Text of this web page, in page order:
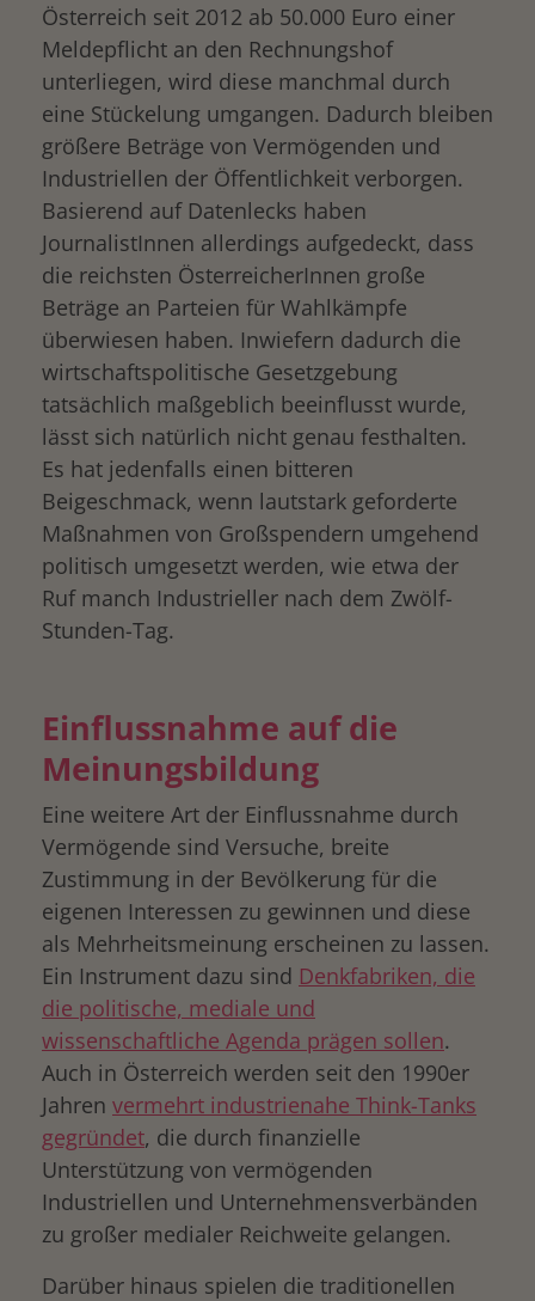
Österreich seit 2012 ab 50.000 Euro einer
Meldepflicht an den Rechnungshof
unterliegen, wird diese manchmal durch
eine Stückelung umgangen. Dadurch bleiben
größere Beträge von Vermögenden und
Industriellen der Öffentlichkeit verborgen.
Basierend auf Datenlecks haben
JournalistInnen allerdings aufgedeckt, dass
die reichsten ÖsterreicherInnen große
Beträge an Parteien für Wahlkämpfe
überwiesen haben. Inwiefern dadurch die
wirtschaftspolitische Gesetzgebung
tatsächlich maßgeblich beeinflusst wurde,
lässt sich natürlich nicht genau festhalten.
Es hat jedenfalls einen bitteren
Beigeschmack, wenn lautstark geforderte
Maßnahmen von Großspendern umgehend
politisch umgesetzt werden, wie etwa der
Ruf manch Industrieller nach dem Zwölf-
Stunden-Tag.
Einflussnahme auf die
Meinungsbildung
Eine weitere Art der Einflussnahme durch
Vermögende sind Versuche, breite
Zustimmung in der Bevölkerung für die
eigenen Interessen zu gewinnen und diese
als Mehrheitsmeinung erscheinen zu lassen.
Ein Instrument dazu sind Denkfabriken, die
die politische, mediale und
wissenschaftliche Agenda prägen sollen.
Auch in Österreich werden seit den 1990er
Jahren vermehrt industrienahe Think-Tanks
gegründet, die durch finanzielle
Unterstützung von vermögenden
Industriellen und Unternehmensverbänden
zu großer medialer Reichweite gelangen.
Darüber hinaus spielen die traditionellen